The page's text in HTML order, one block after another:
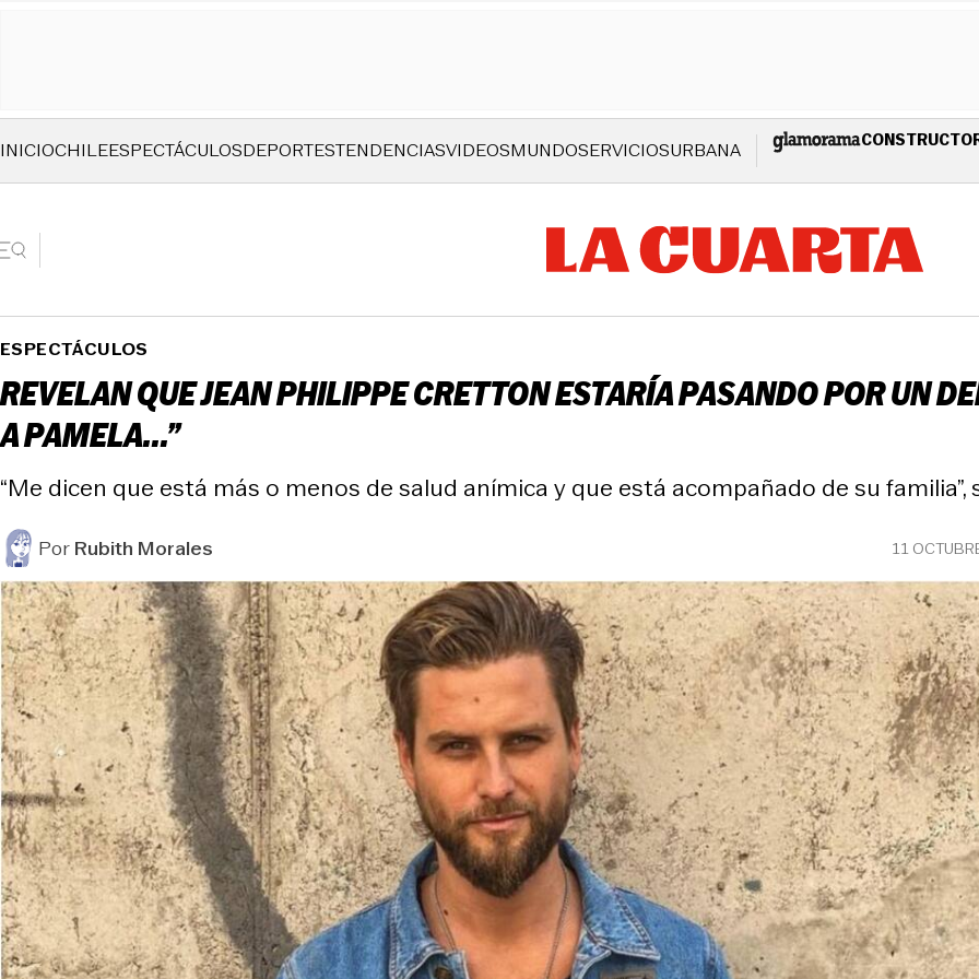
INICIOCHILEESPECTÁCULOSDEPORTESTENDENCIASVIDEOSMUNDOSERVICIOSURBANA
ESPECTÁCULOS
REVELAN QUE JEAN PHILIPPE CRETTON ESTARÍA PASANDO POR UN
A PAMELA...”
“Me dicen que está más o menos de salud anímica y que está acompañado de su
PorRubith Morales 11